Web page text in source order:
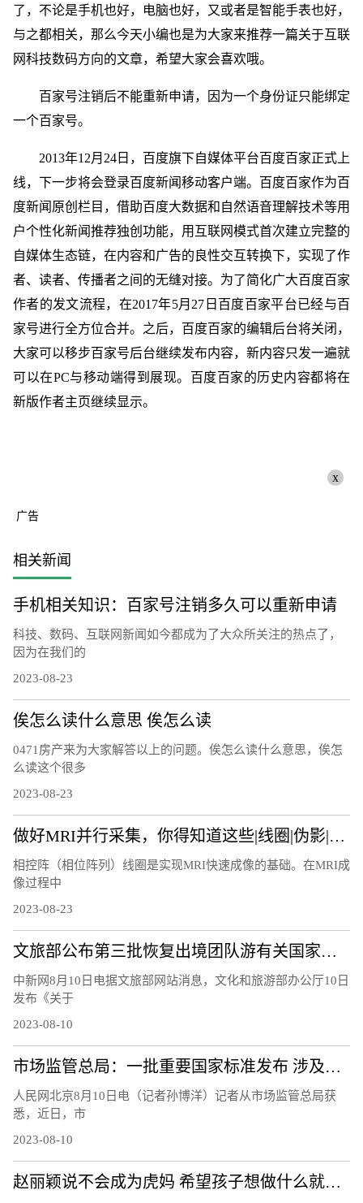
了，不论是手机也好，电脑也好，又或者是智能手表也好，
与之都相关，那么今天小编也是为大家来推荐一篇关于互联
网科技数码方向的文章，希望大家会喜欢哦。
百家号注销后不能重新申请，因为一个身份证只能绑定
一个百家号。
2013年12月24日，百度旗下自媒体平台百度百家正式上
线，下一步将会登录百度新闻移动客户端。百度百家作为百
度新闻原创栏目，借助百度大数据和自然语音理解技术等用
户个性化新闻推荐独创功能，用互联网模式首次建立完整的
自媒体生态链，在内容和广告的良性交互转换下，实现了作
者、读者、传播者之间的无缝对接。为了简化广大百度百家
作者的发文流程，在2017年5月27日百度百家平台已经与百
家号进行全方位合并。之后，百度百家的编辑后台将关闭，
大家可以移步百家号后台继续发布内容，新内容只发一遍就
可以在PC与移动端得到展现。百度百家的历史内容都将在
新版作者主页继续显示。
x
广告
相关新闻
手机相关知识：百家号注销多久可以重新申请
科技、数码、互联网新闻如今都成为了大众所关注的热点了，
因为在我们的
2023-08-23
俟怎么读什么意思 俟怎么读
0471房产来为大家解答以上的问题。俟怎么读什么意思，俟怎
么读这个很多
2023-08-23
做好MRI并行采集，你得知道这些|线圈|伪影|图像|因子|
相控阵（相位阵列）线圈是实现MRI快速成像的基础。在MRI成
像过程中
2023-08-23
文旅部公布第三批恢复出境团队游有关国家和地区名单
中新网8月10日电据文旅部网站消息，文化和旅游部办公厅10日
发布《关于
2023-08-10
市场监管总局：一批重要国家标准发布 涉及暑期活动、家居生活等领域
人民网北京8月10日电（记者孙博洋）记者从市场监管总局获
悉，近日，市
2023-08-10
赵丽颖说不会成为虎妈 希望孩子想做什么就做什么